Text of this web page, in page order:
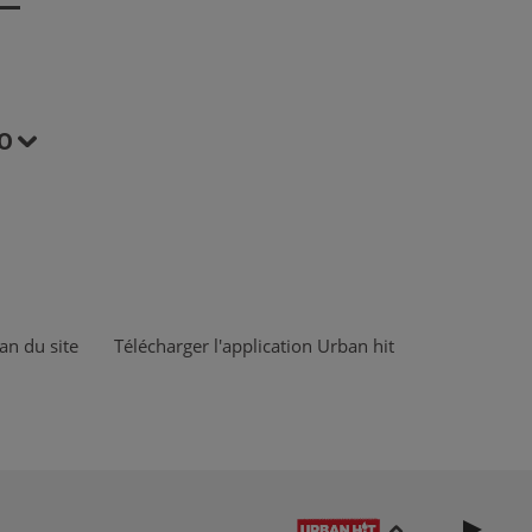
du site Télécharger l'application Urban hit